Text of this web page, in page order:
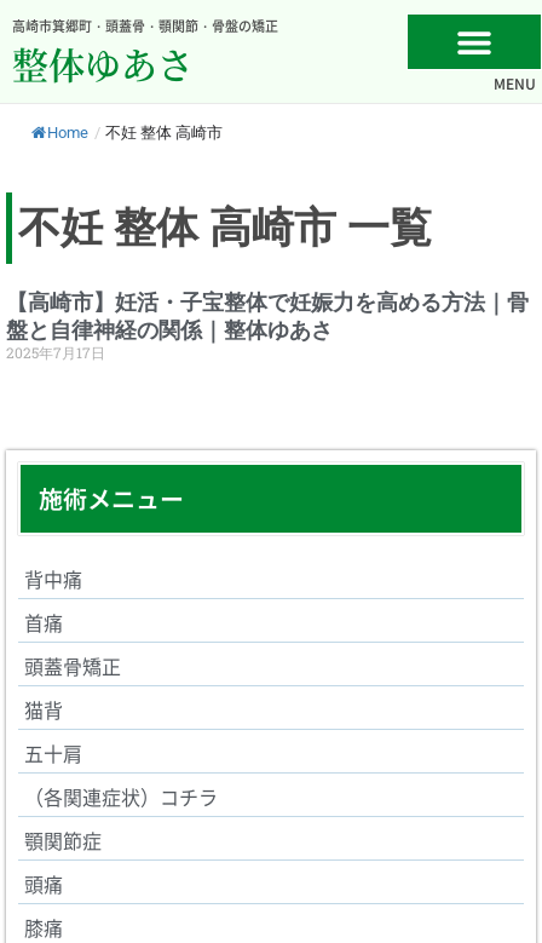
容
を
高崎市箕郷町・頭蓋骨・顎関節・骨盤の矯正
整体ゆあさ MENU
Home / 不妊 整体 高崎市
施術メニュー
背中痛
首痛
頭蓋骨矯正
猫背
五十肩
（各関連症状）コチラ
顎関節症
頭痛
膝痛
不妊 整体 高崎市 一覧
【高崎市】妊活・子宝整体で妊娠力を高める方法｜骨
盤と自律神経の関係｜整体ゆあさ
2025年7月17日